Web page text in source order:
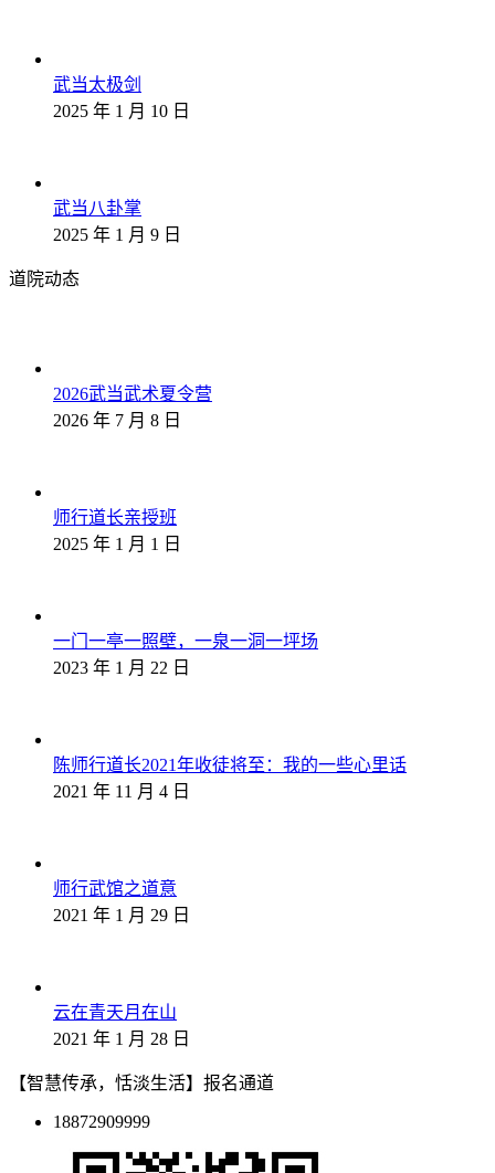
武当太极剑
2025 年 1 月 10 日
武当八卦掌
2025 年 1 月 9 日
道院动态
2026武当武术夏令营
2026 年 7 月 8 日
师行道长亲授班
2025 年 1 月 1 日
一门一亭一照壁，一泉一洞一坪场
2023 年 1 月 22 日
陈师行道长2021年收徒将至：我的一些心里话
2021 年 11 月 4 日
师行武馆之道意
2021 年 1 月 29 日
云在青天月在山
2021 年 1 月 28 日
【智慧传承，恬淡生活】报名通道
18872909999